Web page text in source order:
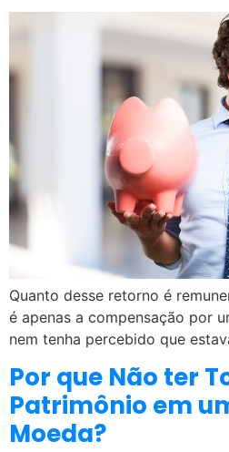
Quanto desse retorno é
é apenas a compensação por
nem tenha percebido que
Por que Não ter
Patrimônio em
Moeda?